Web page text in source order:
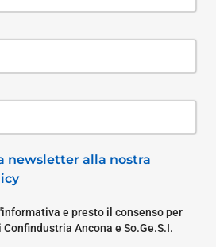
newsletter alla nostra
e presto il consenso per
Ancona e So.Ge.S.I.